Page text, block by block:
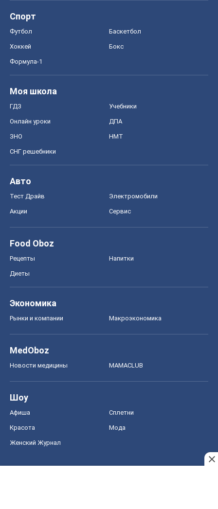
Спорт
Футбол Баскетбол
Хоккей Бокс
Формула-1
Моя школа
ГДЗ Учебники
Онлайн уроки ДПА
ЗНО НМТ
СНГ решебники
Авто
Тест Драйв Электромобили
Акции Сервис
Food Oboz
Рецепты Напитки
Диеты
Экономика
Рынки и компании Mакроэкономика
MedOboz
Новости медицины MAMACLUB
Шоу
Афиша Сплетни
Красота Мода
Женский Журнал